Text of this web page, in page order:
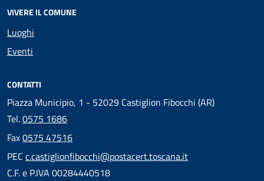
VIVERE IL COMUNE
Luoghi
Eventi
CONTATTI
Piazza Municipio, 1 - 52029 Castiglion Fibocchi (AR)
Tel.0575 1686
Fax0575 47516
PEC c.castiglionfibocchi@postacert.toscana.it
C.F. e P.IVA 00284440518